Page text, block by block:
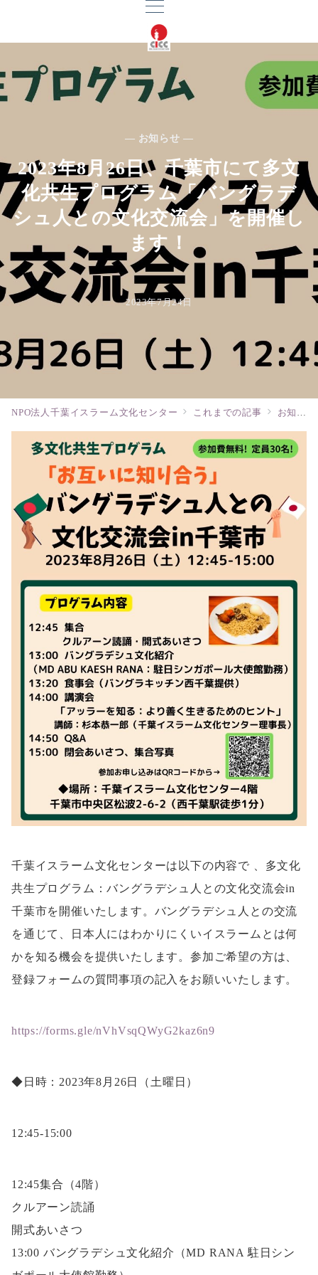
— お知らせ —
2023年8月26日、千葉市にて多文
化共生プログラム「バングラデ
シュ人との文化交流会」を開催し
ます！
2023年7月24日
NPO法人千葉イスラーム文化センター これまでの記事 お知らせ
千葉イスラーム文化センターは以下の内容で 、多文化
共生プログラム：バングラデシュ人との文化交流会in
千葉市を開催いたします。バングラデシュ人との交流
を通じて、日本人にはわかりにくいイスラームとは何
かを知る機会を提供いたします。参加ご希望の方は、
登録フォームの質問事項の記入をお願いいたします。
https://forms.gle/nVhVsqQWyG2kaz6n9
◆日時：2023年8月26日（土曜日）
12:45-15:00
12:45集合（4階）
クルアーン読誦
開式あいさつ
13:00 バングラデシュ文化紹介（MD RANA 駐日シン